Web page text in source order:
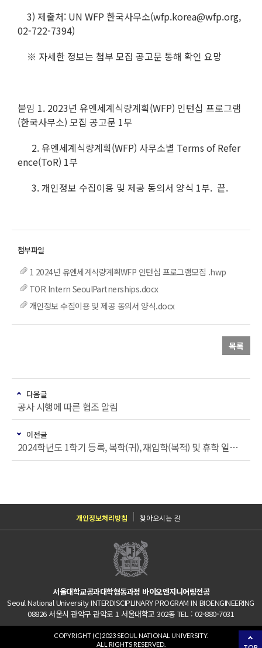
3) 제출처: UN WFP 한국사무소(wfp.korea@wfp.org,
02-722-7394)
※ 자세한 정보는 첨부 모집 공고문 통해 확인 요망
붙임 1. 2023년 유엔세계식량계획(WFP) 인턴십 프로그램
(한국사무소) 모집 공고문 1부
2. 유엔세계식량계획(WFP) 사무소별 Terms of Refer
ence(ToR) 1부
3. 개인정보 수집이용 및 제공 동의서 양식 1부. 끝.
1 2024년 유엔세계식량계획WFP 인턴십 프로그램모집 .hwp
TOR Intern SeoulPartnerships.docx
개인정보 수집이용 및 제공 동의서 양식.docx
목록
다음글
공사 시행에 따른 협조 알림
이전글
2024학년도 1학기 등록, 복학(귀), 재입학(복적) 및 휴학 일정 안내
개인정보처리방침 찾아오시는 길
서울대학교공과대학협동과정 바이오엔지니어링전공
Seoul National University INTERDISCIPLINARY PROGRAM IN BIOENGINEERING
08826 서울시 관악구 관악로 1 서울대학교 302동 TEL : 02-880-7031
COPYRIGHT (C)2023 SEOUL NATIONAL UNIVERSITY.
ALL RIGHTS RESERVED.